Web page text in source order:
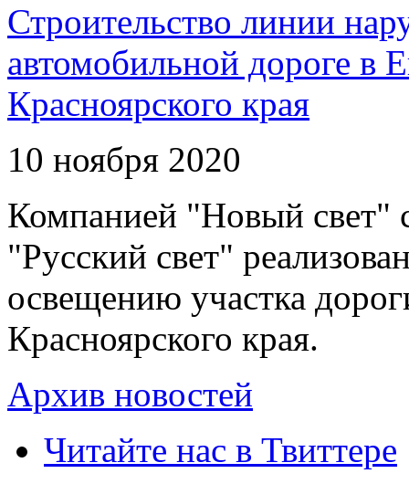
Строительство линии
автомобильной дороге в
Красноярского края
10 ноября 2020
Компанией "Новый свет"
"Русский свет"
освещению участка
Красноярского края.
Архив новостей
Читайте нас в Твиттере